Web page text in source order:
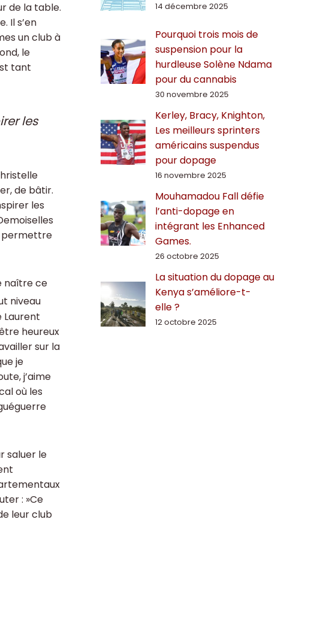
de la table.
Il s’en
un club à
le
tant
les
de bâtir.
les
permettre
naître ce
niveau
Laurent
heureux
sur la
je
j’aime
où les
saluer le
: »Ce
leur club
14 décembre 2025
Pourquoi trois mois de
suspension pour la
hurdleuse Solène Ndama
pour du cannabis
30 novembre 2025
Kerley, Bracy, Knighton,
Les meilleurs sprinters
américains suspendus
pour dopage
16 novembre 2025
Mouhamadou Fall défie
l’anti-dopage en
intégrant les Enhanced
Games.
26 octobre 2025
La situation du dopage au
Kenya s’améliore-t-
elle ?
12 octobre 2025